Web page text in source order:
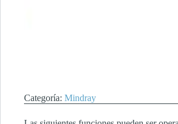
Categoría: Mindray